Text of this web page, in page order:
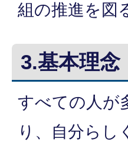
組の推進を図
3.基本理念
すべての人が
り、自分らし